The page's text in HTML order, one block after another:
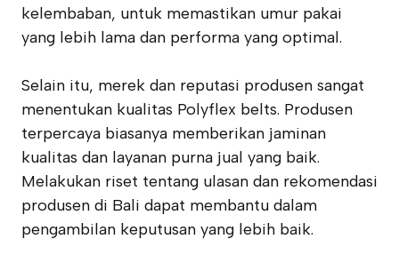
kelembaban, untuk memastikan umur pakai
yang lebih lama dan performa yang optimal.
Selain itu, merek dan reputasi produsen sangat
menentukan kualitas Polyflex belts. Produsen
terpercaya biasanya memberikan jaminan
kualitas dan layanan purna jual yang baik.
Melakukan riset tentang ulasan dan rekomendasi
produsen di Bali dapat membantu dalam
pengambilan keputusan yang lebih baik.